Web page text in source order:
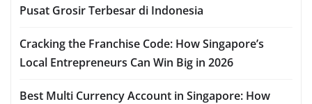
Pusat Grosir Terbesar di Indonesia
Cracking the Franchise Code: How Singapore’s
Local Entrepreneurs Can Win Big in 2026
Best Multi Currency Account in Singapore: How